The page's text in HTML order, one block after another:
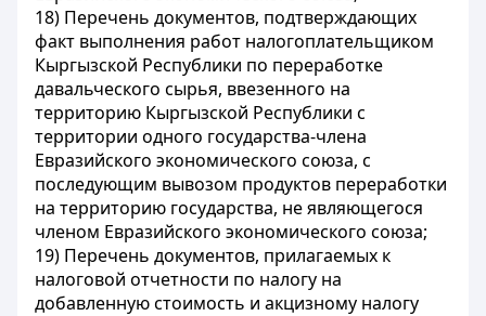
18) Перечень документов, подтверждающих
факт выполнения работ налогоплательщиком
Кыргызской Республики по переработке
давальческого сырья, ввезенного на
территорию Кыргызской Республики с
территории одного государства-члена
Евразийского экономического союза, с
последующим вывозом продуктов переработки
на территорию государства, не являющегося
членом Евразийского экономического союза;
19) Перечень документов, прилагаемых к
налоговой отчетности по налогу на
добавленную стоимость и акцизному налогу